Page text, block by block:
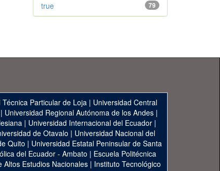
79
true
Técnica Particular de Loja | Universidad Central
| Universidad Regional Autónoma de los Andes|
| Universidad Internacional del Ecuador|
de Otavalo | Universidad Nacional del
Quito | Universidad Estatal Peninsular de Santa
del Ecuador - Ambato | Escuela Politécnica
Altos Estudios Nacionales | Instituto Tecnológico